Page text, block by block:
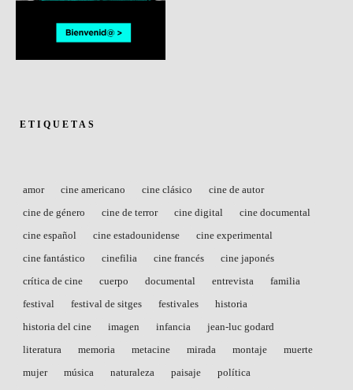
ETIQUETAS
amor cine americano cine clásico
cine de autor
cine de género
cine de terror cine digital
cine documental
cine español
cine estadounidense
cine experimental
cine fantástico
cinefilia cine francés
cine japonés
crítica de cine
cuerpo documental entrevista
familia
festival
festival de sitges festivales
historia
historia del cine
imagen infancia
jean-luc godard
literatura
memoria metacine mirada montaje
muerte
mujer
música naturaleza paisaje
política